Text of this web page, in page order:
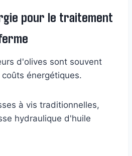
pour le traitement
d'olives sont souvent
énergétiques.
à vis traditionnelles,
hydraulique d'huile